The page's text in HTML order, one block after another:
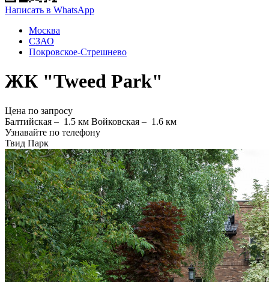
Написать в WhatsApp
Москва
СЗАО
Покровское-Стрешнево
ЖК "Tweed Park"
Цена по запросу
Балтийская – 1.5 км Войковская – 1.6 км
Узнавайте по телефону
Твид Парк